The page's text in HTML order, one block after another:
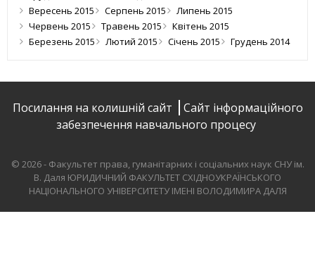
Вересень 2015
Серпень 2015
Липень 2015
Червень 2015
Травень 2015
Квітень 2015
Березень 2015
Лютий 2015 Січень 2015 Грудень 2014
Посилання на колишній сайт
Сайт інформаційного
забезпечення навчального процесу
© 2026 - Факультет права, гуманітарних і соціальних наук СНУ ім.
В. Даля ЮРИДИЧНИЙ ФАКУЛЬТЕТ СХІДНОУКРАЇНСЬКОГО
НАЦІОНАЛЬНОГО УНІВЕРСИТЕТУ ІМЕНІ ВОЛОДИМИРА ДАЛЯ